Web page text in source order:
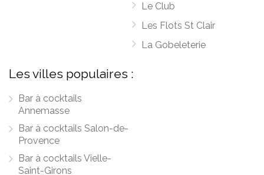
Le Club
Les Flots St Clair
La Gobeleterie
Les villes populaires :
Bar à cocktails
Annemasse
Bar à cocktails Salon-de-
Provence
Bar à cocktails Vielle-
Saint-Girons